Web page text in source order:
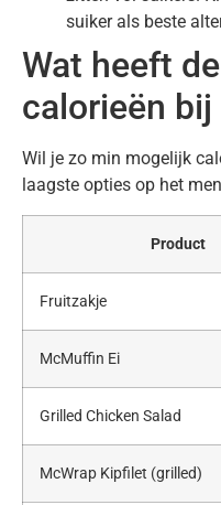
suiker als beste
Wat heeft
calorieën bij
Wil je zo min mogelijk
laagste opties op het
Product
Fruitzakje
McMuffin Ei
Grilled Chicken Salad
McWrap Kipfilet (grilled)